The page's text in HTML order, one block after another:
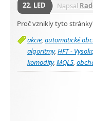
22. LED Napsal
Proč vznikly tyto
akcie, automatické
algoritmy, HFT -
komodity, MQL5,